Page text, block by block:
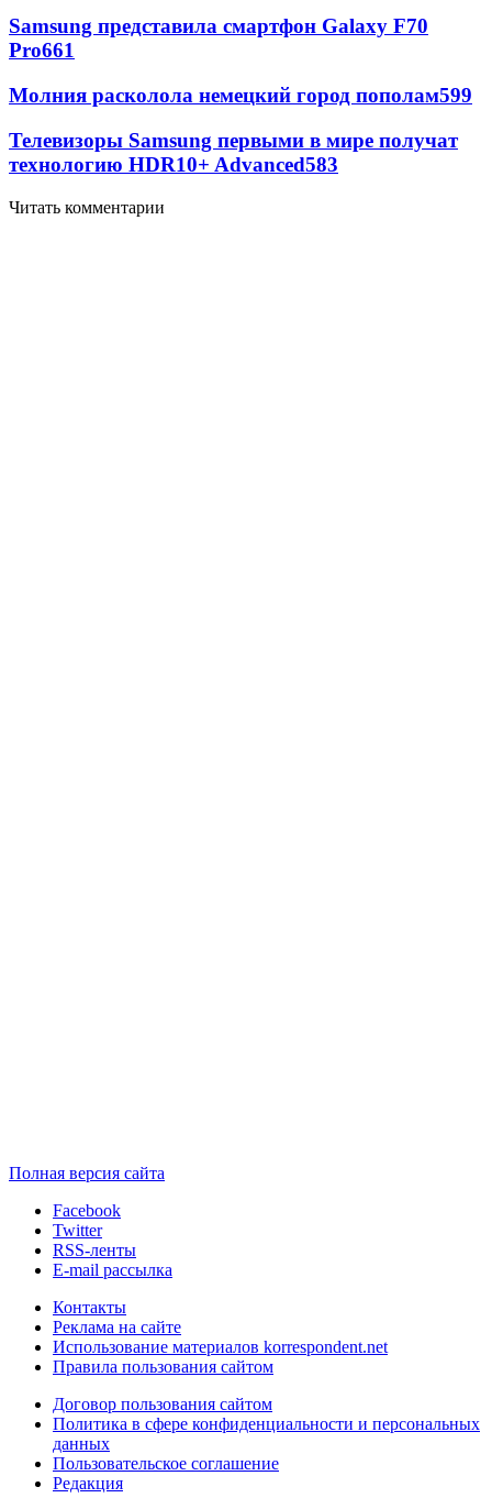
Samsung представила смартфон Galaxy F70
Pro661
Молния расколола немецкий город пополам599
Телевизоры Samsung первыми в мире получат
технологию HDR10+ Advanced583
Читать комментарии
Полная версия сайта
Facebook
Twitter
RSS-ленты
E-mail рассылка
Контакты
Реклама на сайте
Использование материалов korrespondent.net
Правила пользования сайтом
Договор пользования сайтом
Политика в сфере конфиденциальности и персональных
данных
Пользовательское соглашение
Редакция